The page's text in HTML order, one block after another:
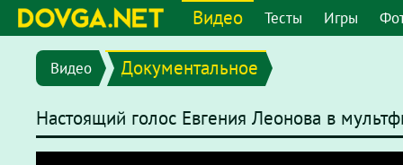
Видео Тесты Игры
Видео Документальное
Настоящий голос Евгения Леонова в